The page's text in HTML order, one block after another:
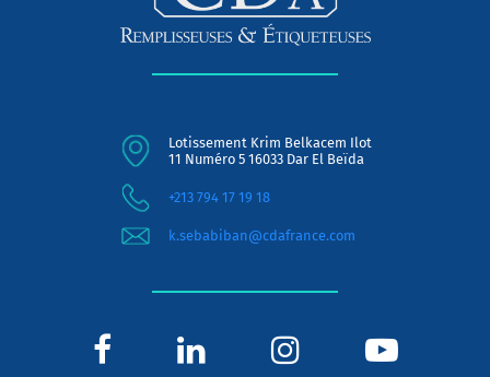
Lotissement Krim Belkacem Ilot
11 Numéro 5 16033 Dar El Beïda
+213 794 17 19 18
k.sebabiban@cdafrance.com